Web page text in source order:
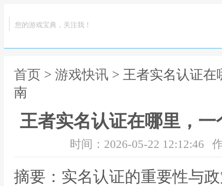
您的游戏宝典，关注我！
首页 > 游戏快讯 > 王者实名认证
南
王者实名认证在哪里，
时间：2026-05-22 12:12:46
摘要：实名认证的重要性与